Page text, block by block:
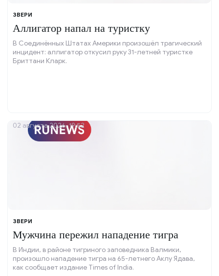
ЗВЕРИ
Аллигатор напал на туристку
В Соединённых Штатах Америки произошёл трагический
инцидент: аллигатор откусил руку 31-летней туристке
Бриттани Кларк.
ЗВЕРИ
Мужчина пережил нападение тигра
В Индии, в районе тигриного заповедника Валмики,
произошло нападение тигра на 65-летнего Аклу Ядава,
как сообщает издание Times of India.
02 августа 2026, 19:52